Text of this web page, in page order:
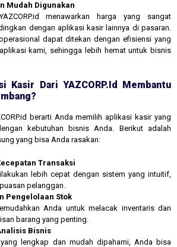
Mudah Digunakan
menawarkan harga yang sangat
dengan aplikasi kasir lainnya di pasaran.
dapat ditekan dengan efisiensi yang
kami, sehingga lebih hemat untuk bisnis
Kasir Dari YAZCORP.id Membantu
berarti Anda memilih aplikasi kasir yang
kebutuhan bisnis Anda. Berikut adalah
yang bisa Anda rasakan:
Transaksi
lebih cepat dengan sistem yang intuitif,
pelanggan.
Pengelolaan Stok
Anda untuk melacak inventaris dan
barang yang penting.
Bisnis
lengkap dan mudah dipahami, Anda bisa